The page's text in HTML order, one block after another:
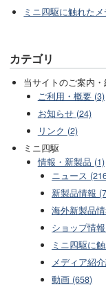
ミニ四駆に触れた
カテゴリ
当サイトのご案内
ご利用・概要 (3)
お知らせ (24)
リンク (2)
ミニ四駆
情報・新製品 (1)
ニュース
新製品情報
海外新製品
ショップ情
ミニ四駆に
メディア紹
動画 (658)